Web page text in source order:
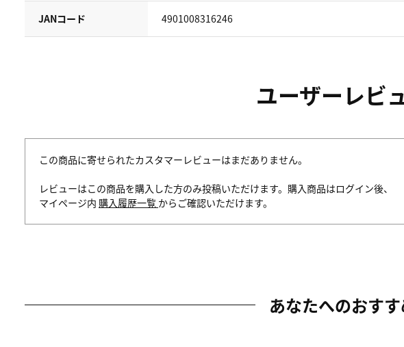
JANコード 4901008316246
ユーザーレビ
この商品に寄せられたカスタマーレビューはまだありません。
レビューはこの商品を購入した方のみ投稿いただけます。購入商品はログイン後、
マイページ内 購入履歴一覧 からご確認いただけます。
あなたへのおす